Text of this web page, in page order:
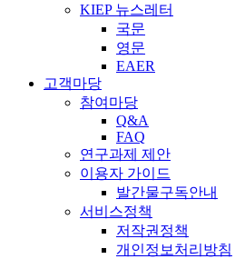
KIEP 뉴스레터
국문
영문
EAER
고객마당
참여마당
Q&A
FAQ
연구과제 제안
이용자 가이드
발간물구독안내
서비스정책
저작권정책
개인정보처리방침